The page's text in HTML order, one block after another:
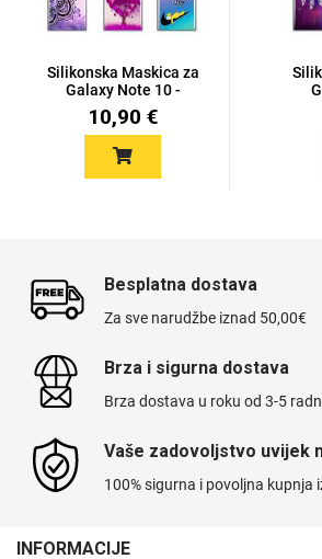
Silikonska Maskica za
Galaxy Note 10 -
Šareni...
10,90 €
Besplatna dostava
Za sve narudžbe iznad 50,00€
Brza i sigurna dostava
Brza dostava u roku od 3-5
Vaše zadovoljstvo uvijek
100% sigurna i povoljna kupnja
INFORMACIJE